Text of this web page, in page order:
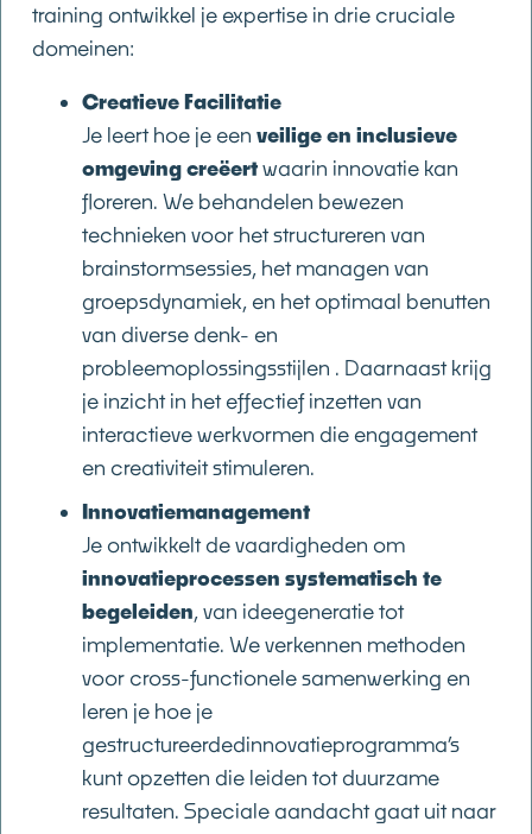
training ontwikkel je expertise in drie cruciale
domeinen:
Creatieve Facilitatie
Je leert hoe je een veilige en inclusieve
omgeving creëertwaarin innovatie kan
floreren. We behandelen bewezen
technieken voor het structureren van
brainstormsessies, het managen van
groepsdynamiek, en het optimaal benutten
van diverse denk- en
probleemoplossingsstijlen . Daarnaast krijg
je inzicht in het effectief inzetten van
interactieve werkvormen die engagement
en creativiteit stimuleren.
Innovatiemanagement
Je ontwikkelt de vaardigheden om
innovatieprocessen systematisch te
begeleiden, van ideegeneratie tot
implementatie. We verkennen methoden
voor cross-functionele samenwerking en
leren je hoe je
gestructureerdedinnovatieprogramma’s
kunt opzetten die leiden tot duurzame
resultaten. Speciale aandacht gaat uit naar